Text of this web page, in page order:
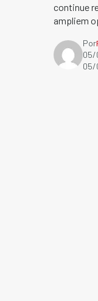
continue
ampliem
Por
05/
05/